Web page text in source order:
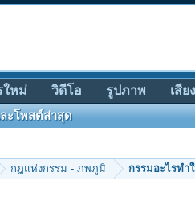
กฎแห่งกรรม - ภพภูมิ กรรมอะไรทำ
ะโพสต์ล่าสุด
ใหม่ วิดีโอ รูปภาพ เสีย